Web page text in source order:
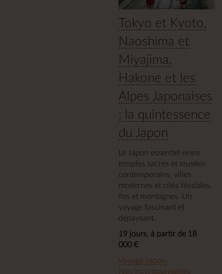
Tokyo et Kyoto,
Naoshima et
Miyajima,
Hakone et les
Alpes Japonaises
: la quintessence
du Japon
Le Japon essentiel entre
temples sacrés et musées
contemporains, villes
modernes et cités féodales,
îles et montagnes. Un
voyage fascinant et
dépaysant.
19 jours, à partir de 18
000 €
Voyage Japon
Nos incontournables